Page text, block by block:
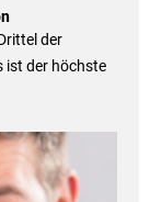
der
ist der höchste